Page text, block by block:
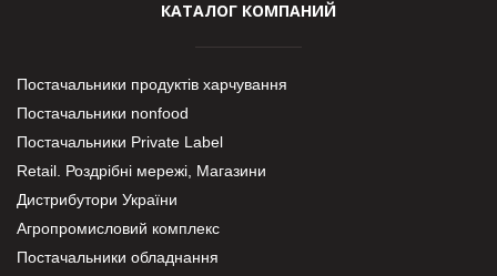
КАТАЛОГ КОМПАНИЙ
Постачальники продуктів харчування
Постачальники nonfood
Постачальники Private Label
Retail. Роздрібні мережі, Магазини
Дистрибутори України
Агропромисловий комплекс
Постачальники обладнання